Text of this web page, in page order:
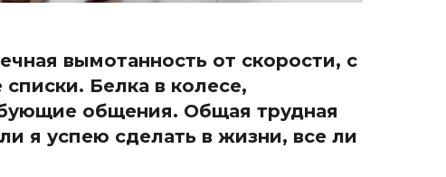
вымотанность от скорости, с
Белка в колесе,
общения. Общая трудная
я успею сделать в жизни, все ли